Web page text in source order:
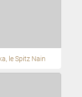
le Spitz Nain